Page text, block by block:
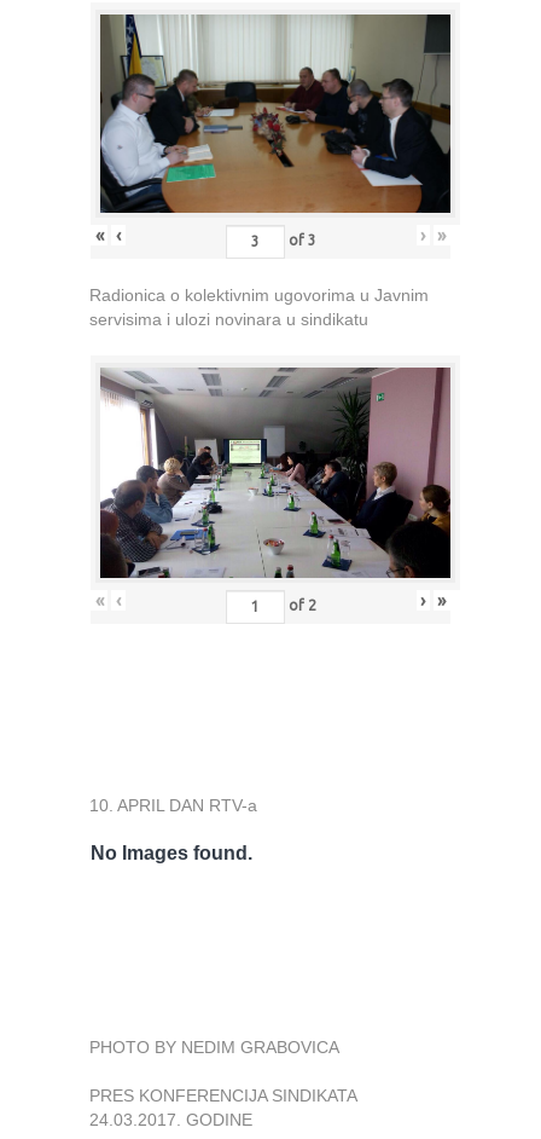
« ‹ of 3 › »
Radionica o kolektivnim ugovorima u Javnim
servisima i ulozi novinara u sindikatu
« ‹ of 2 › »
10. APRIL DAN RTV-a
No Images found.
PHOTO BY NEDIM GRABOVICA
PRES KONFERENCIJA SINDIKATA
24.03.2017. GODINE